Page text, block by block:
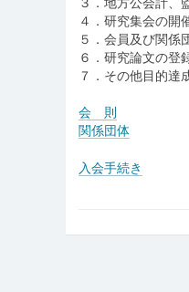
３．地方公会計、
４．研究集会の開
５．会員及び関係
６．研究論文の登
７．その他目的達
会 則
関係団体
入会手続き